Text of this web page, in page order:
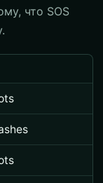
что SOS